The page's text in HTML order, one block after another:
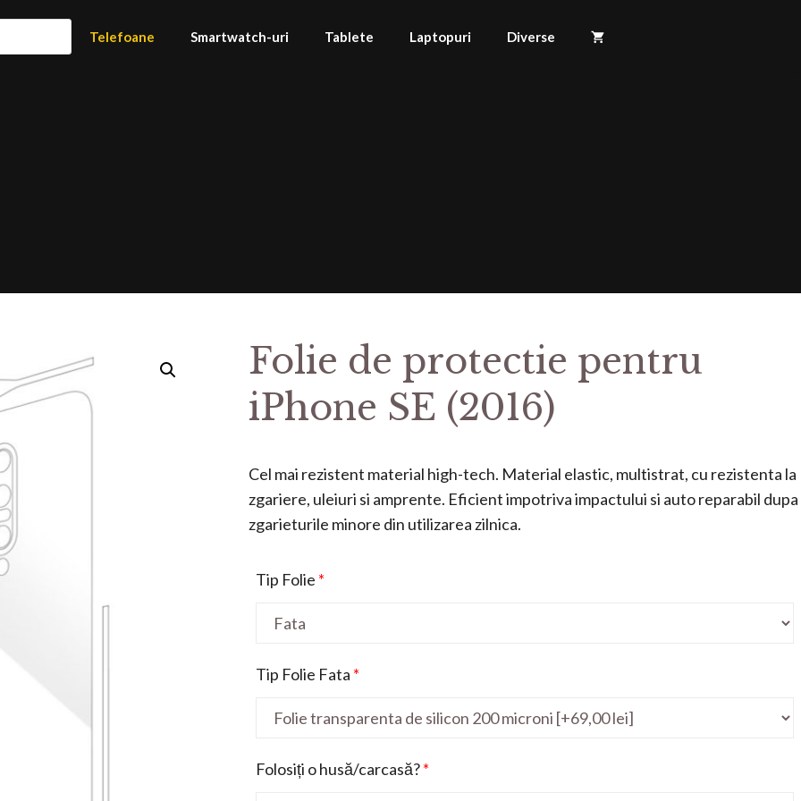
Telefoane Smartwatch-uri Tablete Laptopuri Diverse
Folie de protectie pentru
iPhone SE (2016)
Cel mai rezistent material high-tech. Material elastic, multistrat, cu rezistenta la
zgariere, uleiuri si amprente. Eficient impotriva impactului si auto reparabil dupa
zgarieturile minore din utilizarea zilnica.
Tip Folie *
Tip Folie Fata *
Folosiți o husă/carcasă?*